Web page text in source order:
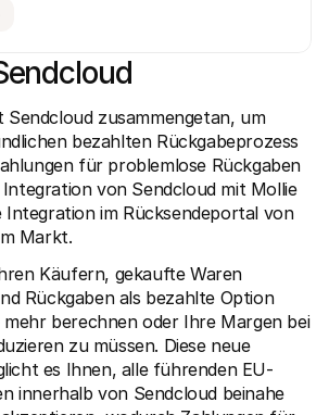
Sendcloud zusammengetan, um
bezahlten Rückgabeprozess
für problemlose Rückgaben
von Sendcloud mit Mollie
Integration im Rücksendeportal von
Markt.
Käufern, gekaufte Waren
Rückgaben als bezahlte Option
berechnen oder Ihre Margen bei
zu müssen. Diese neue
es Ihnen, alle führenden EU-
innerhalb von Sendcloud beinahe
Ressourcen und Updates für
mit unseren Plug-and-Play-Paketen
Entwickler-Community
Mollie-
Preise an
Werte